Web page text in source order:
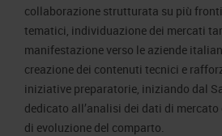
collaborazione strutturata su più
tematici, individuazione dei mercati
manifestazione verso le aziende
creazione dei contenuti tecnici e
iniziative preparatorie, iniziando dal
dedicato all’analisi dei dati di
di evoluzione del comparto.